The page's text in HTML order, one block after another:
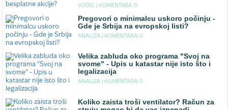
VODIC | KOMENTARA: 0
Pregovori o minimalcu uskoro počinju -
Gde je Srbija na evropskoj listi?
ANALIZA | KOMENTARA: 0
Velika zabluda oko programa "Svoj na
svome" - Upis u katastar nije isto što i
legalizacija
ANALIZA | KOMENTARA: 0
Koliko zaista troši ventilator? Račun za